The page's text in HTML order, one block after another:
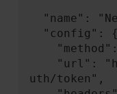
uth/token",